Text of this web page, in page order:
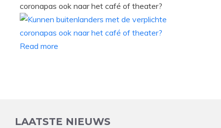
coronapas ook naar het café of theater?
Read more
LAATSTE NIEUWS